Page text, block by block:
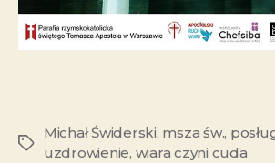
Michał Świderski, msza św.,
uzdrowienie, wiara czyni cuda